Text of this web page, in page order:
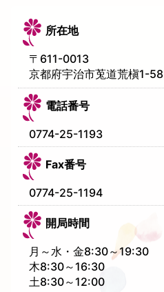
所在地
〒 611-0013
京都府宇治市莵道荒槇1-58
電話番号
0774-25-1193
Fax番号
0774-25-1194
開局時間
月～水・金8:30～19:30
木8:30～16:30
土8:30～12:00